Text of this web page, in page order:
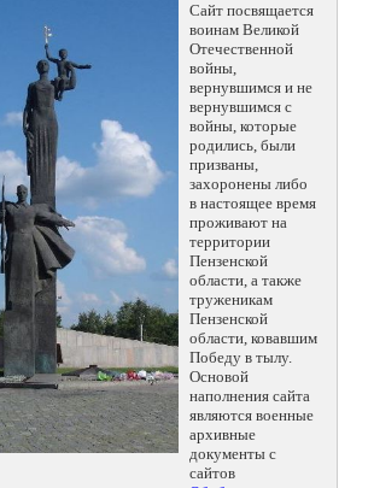
Сайт посвящается
воинам Великой
Отечественной
войны,
вернувшимся и не
вернувшимся с
войны, которые
родились, были
призваны,
захоронены либо
в настоящее время
проживают на
территории
Пензенской
области, а также
труженикам
Пензенской
области, ковавшим
Победу в тылу.
Основой
наполнения сайта
являются военные
архивные
документы с
сайтов